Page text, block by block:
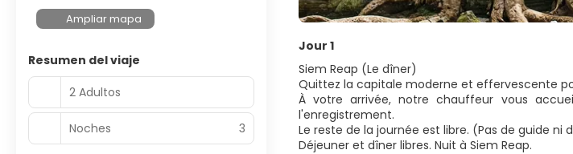
Jour 1
Siem Reap (Le dîner)
Quittez la capitale moderne et effervescente
À votre arrivée, notre chauffeur vous
l'enregistrement.
Le reste de la journée est libre. (Pas de guide ni
Déjeuner et dîner libres. Nuit à Siem Reap.
Ampliar mapa
Resumen del viaje
2 Adultos
Noches 3